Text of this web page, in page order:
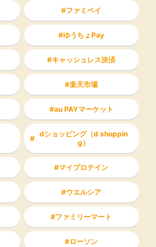
ファミペイ
ゆうちょPay
キャッシュレス決済
楽天市場
au PAYマーケット
dショッピング（d shoppin
g）
マイプロテイン
ウエルシア
ファミリーマート
ローソン